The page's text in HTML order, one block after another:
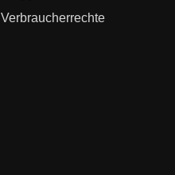
Verbraucherrechte